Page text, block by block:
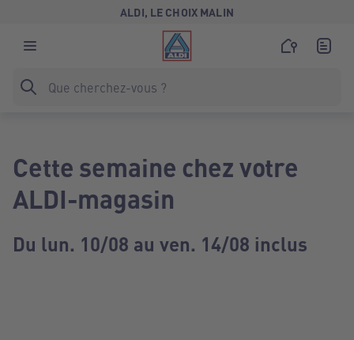
ALDI, LE CHOIX MALIN
Cette semaine chez votre
ALDI-magasin
Du lun. 10/08 au ven. 14/08 inclus